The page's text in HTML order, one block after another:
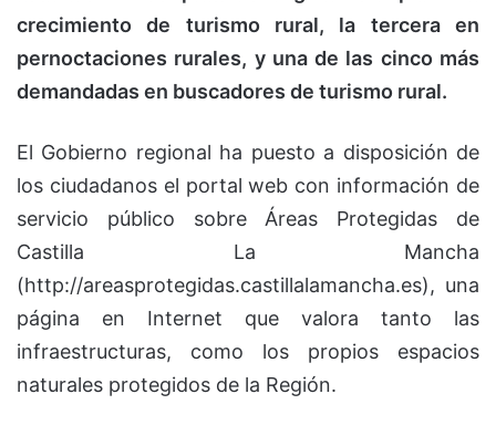
crecimiento de turismo rural, la tercera en
pernoctaciones rurales, y una de las cinco más
demandadas en buscadores de turismo rural.
El Gobierno regional ha puesto a disposición de
los ciudadanos el portal web con información de
servicio público sobre Áreas Protegidas de
Castilla La Mancha
(http://areasprotegidas.castillalamancha.es), una
página en Internet que valora tanto las
infraestructuras, como los propios espacios
naturales protegidos de la Región.